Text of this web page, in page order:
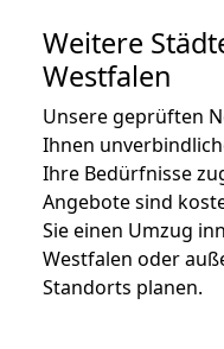
Weitere
Westfalen
Unsere geprüften
Ihnen
Ihre Bedürfnisse
Angebote sind
Sie einen Umzug
Westfalen oder
Standorts planen.